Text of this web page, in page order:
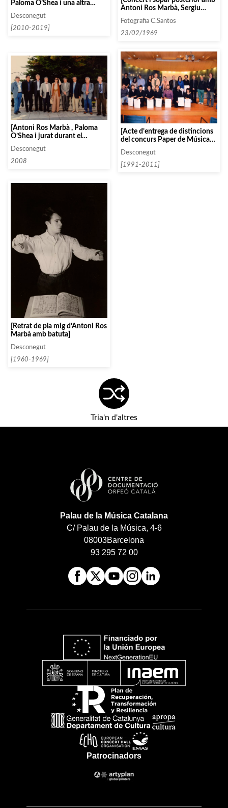
Paloma O’Shea i una altra
Desconegut
[2010-2019]
Antoni Ros Marbà, Sergiu
Celibidache, Enrique García
Asensio, entre d’altres]
Fotografia C.Santos
23/02/1969
[Antoni Ros Marbà , Paloma
O’Shea i jurat durant el
Piano de Santander]
Desconegut
2008
[Acte d’entrega de distincions
del concurs Paper de Música
organitzat a Capellades, que
comptava amb Antoni Ros
Marbà com a membre del
Desconegut
[1991-2011]
[Retrat de pla mig d’Antoni Ros
Marbà amb batuta]
Desconegut
[1960-1969]
Tria'n d'altres
Palau de la Música Catalana
C/ Palau de la Música, 4-6
08003Barcelona
93 295 72 00
Patrocinadors